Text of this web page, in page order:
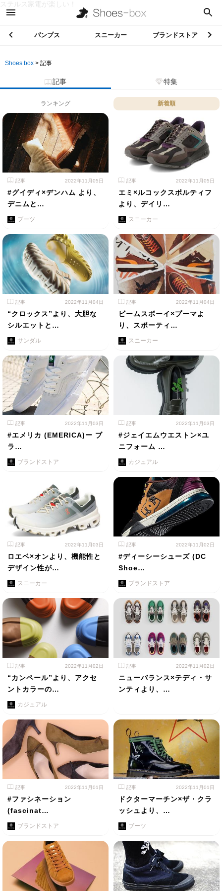
ステルス家電が楽しい！
パンプス スニーカー ブランドストア
Shoes box > 記事
記事 特集
ランキング 新着順
記事 2022年11月05日
#グイディ×デンハム より、
デニムと…
ブーツ
記事 2022年11月05日
エミ×ルコックスポルティフ
より、デイリ…
スニーカー
記事 2022年11月04日
“クロックス”より、大胆な
シルエットと…
サンダル
記事 2022年11月04日
ビームスボーイ×プーマよ
り、スポーティ…
スニーカー
記事 2022年11月03日
#エメリカ (EMERICA)ー ブ
ラ…
ブランドストア
記事 2022年11月03日
#ジェイエムウエストン×ユ
ニフォーム …
カジュアル
記事 2022年11月03日
ロエベ×オンより、機能性と
デザイン性が…
スニーカー
記事 2022年11月02日
#ディーシーシューズ (DC
Shoe…
ブランドストア
記事 2022年11月02日
“カンペール”より、アクセ
ントカラーの…
カジュアル
記事 2022年11月02日
ニューバランス×テディ・サ
ンティより、…
記事 2022年11月01日
#ファシネーション
(fascinat…
ブランドストア
記事 2022年11月01日
ドクターマーチン×ザ・クラ
ッシュより、…
ブーツ